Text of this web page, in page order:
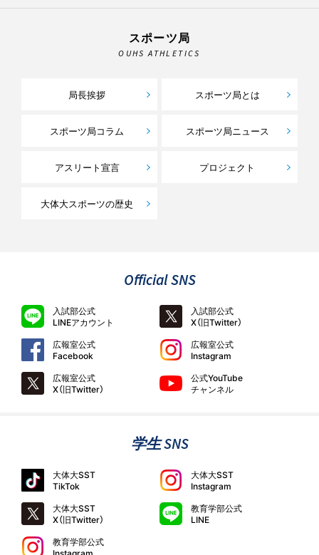
スポーツ局
OUHS ATHLETICS
局長挨拶 スポーツ局とは
スポーツ局コラム スポーツ局ニュース
アスリート宣言 プロジェクト
大体大スポーツの歴史
Official SNS
入試部公式
LINEアカウント
入試部公式
X（旧Twitter）
広報室公式
Facebook
広報室公式
Instagram
広報室公式
X（旧Twitter）
公式YouTube
チャンネル
学生 SNS
大体大SST
TikTok
大体大SST
Instagram
大体大SST
X（旧Twitter）
教育学部公式
LINE
教育学部公式